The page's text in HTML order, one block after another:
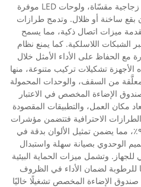
الألومنيوم عالي الجودة، وأسطح زجاجية مقسّاة، ولوحات LED موفرة
بقع ساخنة أو ظلال. وتدمج طرازات
ميزات اتصال ذكية، مما يسمح
الشبكات اللاسلكية. كما يمنع نظام
مع الحفاظ على الأداء الأمثل خلال
تشكيلات تركيب متنوعة، منها
من السقف، والوحدات المحمولة
الإضاءة المخصص في الاعتبار
مكان العمل، والتطبيقات المقصودة
الاحترافية فتتضمن مؤشرات
إعادة تأدية الألوان التي تتجاوز ٩٥٪، مما يضمن تمثيل الألوان بدقة في
الوحدوي بصيانة سهلة واستبدال
وتشمل ميزات الحماية البيئية
للرطوبة لضمان الأداء في الظروف
صندوق الإضاءة المخصص تشغيلًا خاليًا